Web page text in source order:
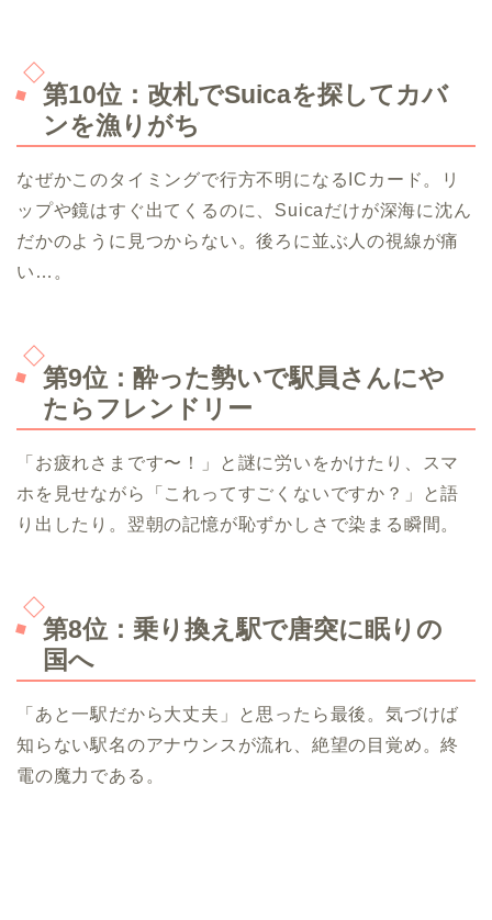
第10位：改札でSuicaを探してカバ
ンを漁りがち
なぜかこのタイミングで行方不明になるICカード。リ
ップや鏡はすぐ出てくるのに、Suicaだけが深海に沈ん
だかのように見つからない。後ろに並ぶ人の視線が痛
い…。
第9位：酔った勢いで駅員さんにや
たらフレンドリー
「お疲れさまです〜！」と謎に労いをかけたり、スマ
ホを見せながら「これってすごくないですか？」と語
り出したり。翌朝の記憶が恥ずかしさで染まる瞬間。
第8位：乗り換え駅で唐突に眠りの
国へ
「あと一駅だから大丈夫」と思ったら最後。気づけば
知らない駅名のアナウンスが流れ、絶望の目覚め。終
電の魔力である。